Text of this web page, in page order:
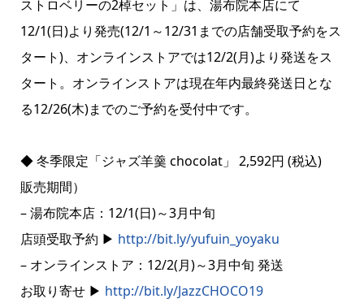
ストロベリーの2棹セット」は、湯布院本店にて
12/1(日)より発売(12/1～12/31までの店舗受取予約をス
タート)、オンラインストアでは12/2(月)より発送をス
タート。オンラインストアは現在年内最終発送日とな
る12/26(木)までのご予約を受付中です。
◆ 冬季限定「ジャズ羊羹 chocolat」 2,592円 (税込)
販売期間）
– 湯布院本店：12/1(日)～3月中旬
店頭受取予約 ▶ http://bit.ly/yufuin_yoyaku
– オンラインストア：12/2(月)～3月中旬 発送
お取り寄せ ▶ http://bit.ly/JazzCHOCO19